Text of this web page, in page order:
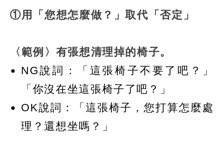
①用「您想怎麼做？」取代「否定」
〈範例〉有張想清理掉的椅子。
NG說詞：「這張椅子不要了吧？」
「你沒在坐這張椅子了吧？」
OK說詞：「這張椅子，您打算怎麼處
理？還想坐嗎？」